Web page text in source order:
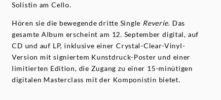
Solistin am Cello.
Hören sie die bewegende dritte Single Reverie. Das
gesamte Album erscheint am 12. September digital, auf
CD und auf LP, inklusive einer Crystal-Clear-Vinyl-
Version mit signiertem Kunstdruck-Poster und einer
limitierten Edition, die Zugang zu einer 15-minütigen
digitalen Masterclass mit der Komponistin bietet.